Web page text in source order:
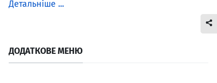
Детальніше ...
ДОДАТКОВЕ МЕНЮ